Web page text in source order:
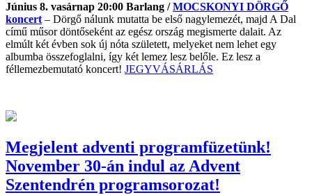
Június 8. vasárnap 20:00 Barlang /MOCSKONYI DÖRGŐ
koncert – Dörgő nálunk mutatta be első nagylemezét, majd A Dal
című műsor döntőseként az egész ország megismerte dalait. Az
elmúlt két évben sok új nóta született, melyeket nem lehet egy
albumba összefoglalni, így két lemez lesz belőle. Ez lesz a
féllemezbemutató koncert! JEGYVÁSÁRLÁS
Megjelent adventi programfüzetünk!
November 30-án indul az Advent
Szentendrén programsorozat!